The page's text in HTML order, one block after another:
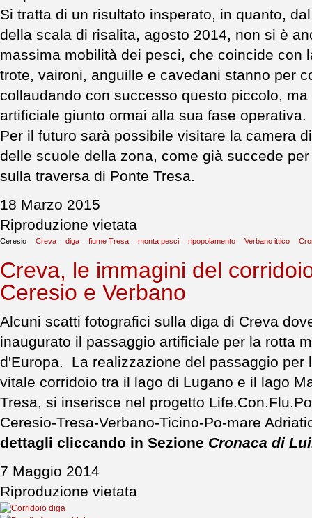
Si tratta di un risultato insperato, in quanto,
della scala di risalita, agosto 2014, non si è
massima mobilità dei pesci, che coincide con
trote, vaironi, anguille e cavedani stanno per
collaudando con successo questo piccolo,
artificiale giunto ormai alla sua fase operativa.
Per il futuro sarà possibile visitare la camera
delle scuole della zona, come già succede
sulla traversa di Ponte Tresa.
18 Marzo 2015
Riproduzione vietata
Ceresio Creva diga fiume Tresa monta pesci ripopolamento Verbano ittico
Creva, le immagini del
Ceresio e Verbano
Alcuni scatti fotografici sulla diga di Creva
inaugurato il passaggio artificiale per la rotta
d'Europa. La realizzazione del passaggio per
vitale corridoio tra il lago di Lugano e il lago
Tresa, si inserisce nel progetto
Ceresio-Tresa-Verbano-Ticino-Po-mare
dettagli cliccando in Sezione Cronaca di
7 Maggio 2014
Riproduzione vietata